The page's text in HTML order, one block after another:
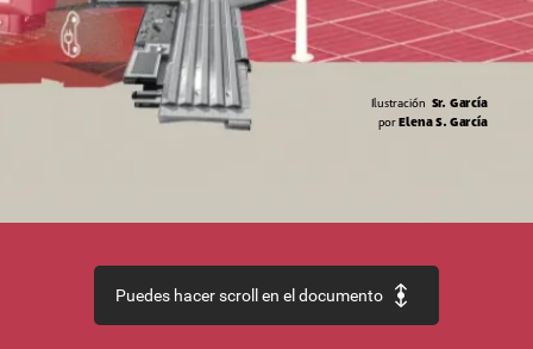
Ilustración Sr. García
porElenaS. García
Puedes hacer scroll en el documento